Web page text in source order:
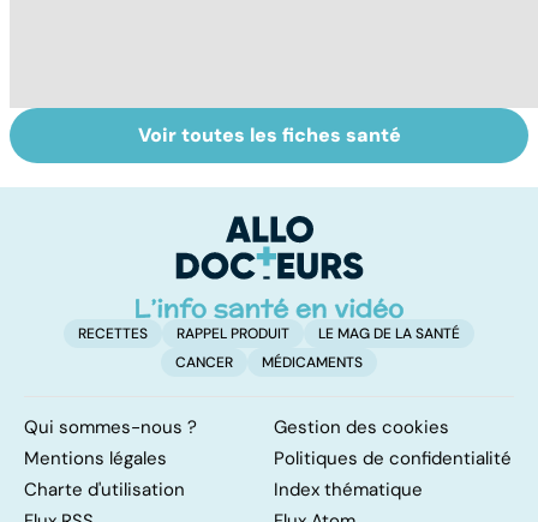
Troubles de la
vue : et si c'était
Faire le point sur
sa vision
Voir toutes les fiches santé
RECETTES RAPPEL PRODUIT
LE MAG DE LA SANTÉ
CANCER
MÉDICAMENTS
Qui sommes-nous ?
Gestion des cookies
Mentions légales
Politiques de confidentialité
Charte d'utilisation
Index thématique